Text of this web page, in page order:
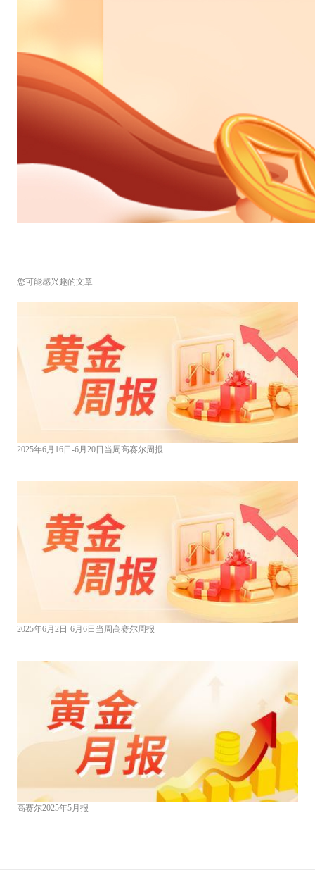
您可能感兴趣的文章
2025年6月16日-6月20日当周高赛尔周报
2025年6月2日-6月6日当周高赛尔周报
高赛尔2025年5月报